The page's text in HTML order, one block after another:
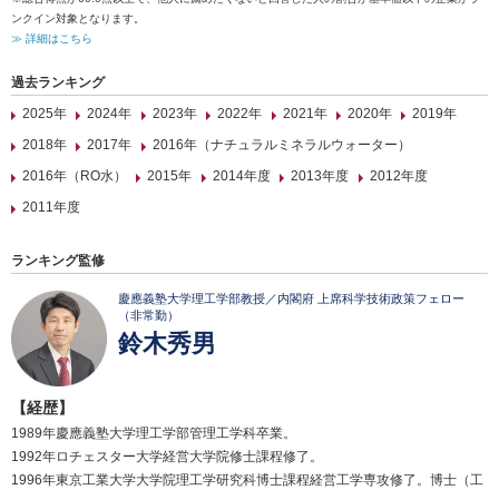
ンクイン対象となります。
≫ 詳細はこちら
過去ランキング
2025年
2024年 2023年 2022年 2021年 2020年
2019年
2018年
2017年
2016年（ナチュラルミネラルウォーター）
2016年（RO水）
2015年 2014年度 2013年度
2012年度
2011年度
ランキング監修
慶應義塾大学理工学部教授／内閣府 上席科学技術政策フェロー
（非常勤）
鈴木秀男
【経歴】
1989年慶應義塾大学理工学部管理工学科卒業。
1992年ロチェスター大学経営大学院修士課程修了。
1996年東京工業大学大学院理工学研究科博士課程経営工学専攻修了。博士（工